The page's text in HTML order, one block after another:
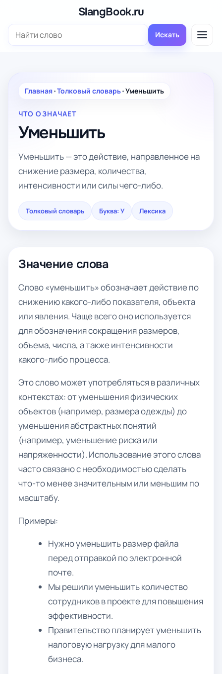
содержимому
SlangBook.ru
Поиск: Искать
Главная•Толковый словарь•Уменьшить
ЧТО ОЗНАЧАЕТ
Уменьшить
Уменьшить — это действие, направленное на
снижение размера, количества,
интенсивности или силы чего-либо.
Толковый словарь Буква: У Лексика
Значение слова
Слово «уменьшить» обозначает действие по
снижению какого-либо показателя, объекта
или явления. Чаще всего оно используется
для обозначения сокращения размеров,
объема, числа, а также интенсивности
какого-либо процесса.
Это слово может употребляться в различных
контекстах: от уменьшения физических
объектов (например, размера одежды) до
уменьшения абстрактных понятий
(например, уменьшение риска или
напряженности). Использование этого слова
часто связано с необходимостью сделать
что-то менее значительным или меньшим по
масштабу.
Примеры:
Нужно уменьшить размер файла
перед отправкой по электронной
почте.
Мы решили уменьшить количество
сотрудников в проекте для повышения
эффективности.
Правительство планирует уменьшить
налоговую нагрузку для малого
бизнеса.